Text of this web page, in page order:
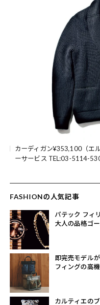
カーディガン¥353,100（エ
ーサービス TEL:03-5114-
FASHIONの人気記事
パテック フィ
大人の品格ゴ
即完売モデル
フィングの高
カルティエの